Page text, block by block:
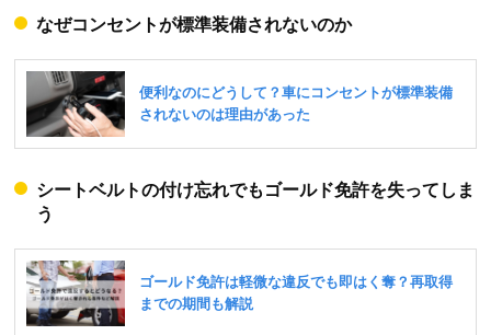
なぜコンセントが標準装備されないのか
シートベルトの付け忘れでもゴールド免許を失ってしま
う